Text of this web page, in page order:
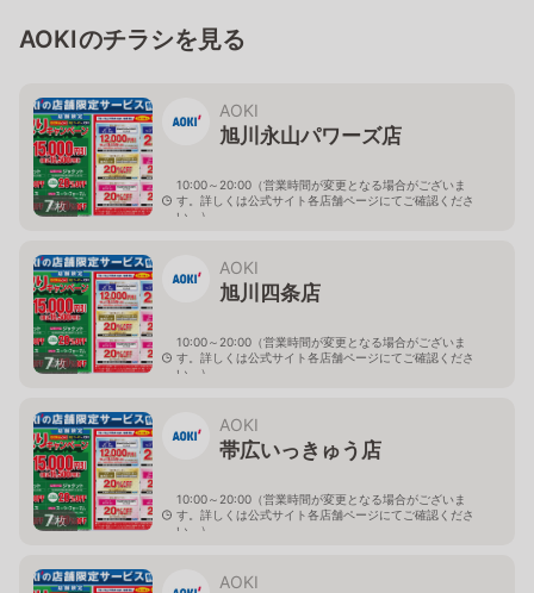
AOKIのチラシを見る
7枚
AOKI
旭川永山パワーズ店
10:00～20:00（営業時間が変更となる場合がございま
す。詳しくは公式サイト各店舗ページにてご確認くださ
い。）
7枚
AOKI
旭川四条店
10:00～20:00（営業時間が変更となる場合がございま
す。詳しくは公式サイト各店舗ページにてご確認くださ
い。）
7枚
AOKI
帯広いっきゅう店
10:00～20:00（営業時間が変更となる場合がございま
す。詳しくは公式サイト各店舗ページにてご確認くださ
い。）
AOKI